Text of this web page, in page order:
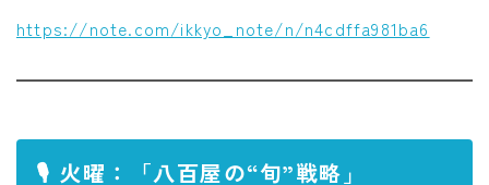
https://note.com/ikkyo_note/n/n4cdffa981ba6
🎙 火曜：「八百屋の“旬”戦略」